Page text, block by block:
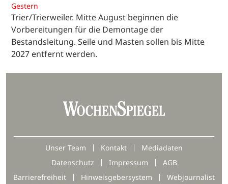
Gestern
Trier/Trierweiler. Mitte August beginnen die
Vorbereitungen für die Demontage der
Bestandsleitung. Seile und Masten sollen bis Mitte
2027 entfernt werden.
Unser Team Kontakt
Mediadaten
Datenschutz
Impressum
AGB
Barrierefreiheit
Hinweisgebersystem Webjournalist